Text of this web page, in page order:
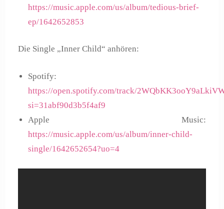
https://music.apple.com/us/album/tedious-brief-
ep/1642652853
Die Single „Inner Child“ anhören:
Spotify:
https://open.spotify.com/track/
si=31abf90d3b5f4af9
Apple Music:
https://music.apple.com/us/album/inner-child-
single/1642652654?uo=4